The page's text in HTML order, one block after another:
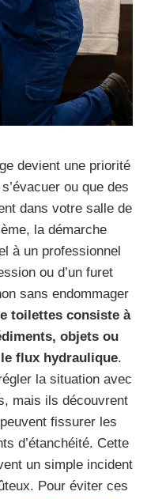
devient une priorité
ou que des
dans votre salle de
la démarche
à un professionnel
ou d’un furet
sans endommager
toilettes consiste à
objets ou
flux hydraulique.
la situation avec
mais ils découvrent
fissurer les
d’étanchéité. Cette
un simple incident
Pour éviter ces